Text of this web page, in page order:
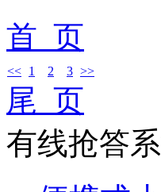
首 页
<< 1 2 3 >>
尾 页
有线抢答